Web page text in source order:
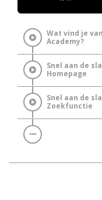
Wat vind je
Academy?
Snel aan de
Homepage
Snel aan de
Zoekfunctie